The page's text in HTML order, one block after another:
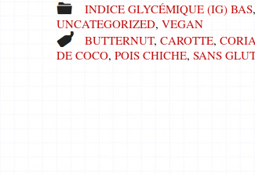
INDICE GLYCÉMIQUE (IG) BAS,
UNCATEGORIZED, VEGAN
BUTTERNUT, CAROTTE,
DE COCO, POIS CHICHE, SANS